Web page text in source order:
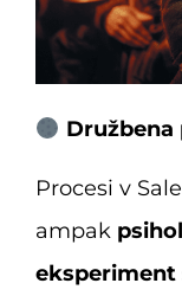
Družbena
Procesi v
ampak
eksperiment